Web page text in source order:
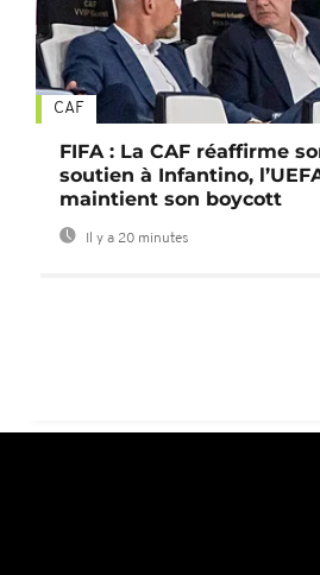
CAF
FIFA : La CAF réaffirme
soutien à Infantino,
maintient son boycott
Il y a 20 minutes